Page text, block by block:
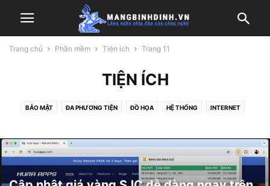
Trang chủ Phần mềm Tiện ích Trang 11
TIỆN ÍCH
BẢO MẬT ĐA PHƯƠNG TIỆN ĐỒ HỌA HỆ THỐNG INTERNET